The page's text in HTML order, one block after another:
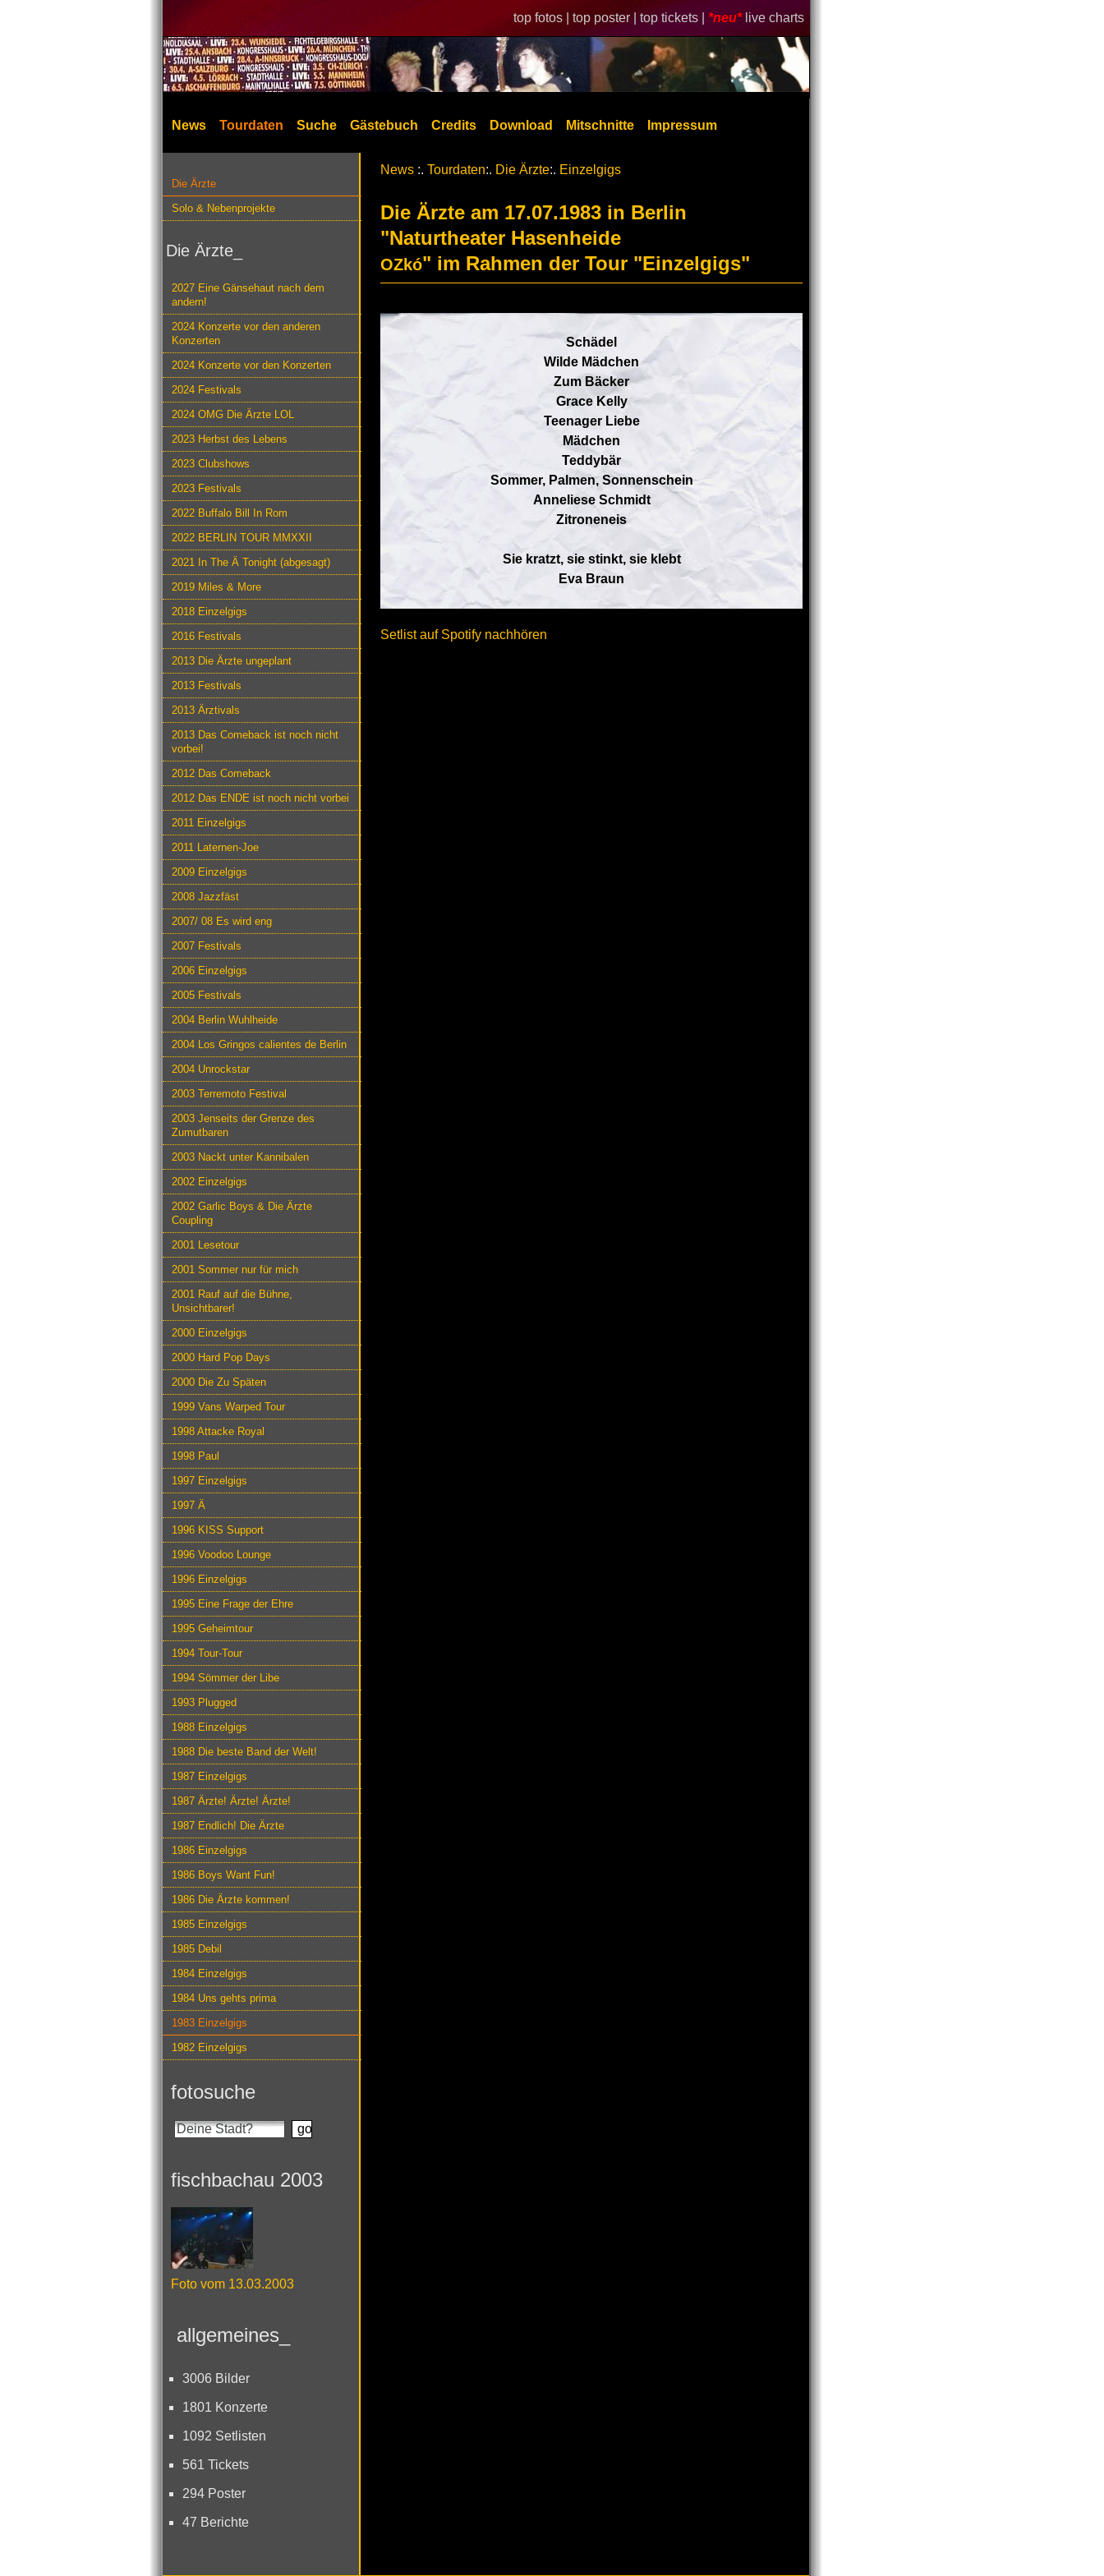
top fotos | top poster | top tickets | *neu* live charts
News Tourdaten Suche Gästebuch Credits Download Mitschnitte Impressum
Die Ärzte
Solo & Nebenprojekte
Die Ärzte_
2027 Eine Gänsehaut nach dem
andern!
2024 Konzerte vor den anderen
Konzerten
2024 Konzerte vor den Konzerten
2024 Festivals
2024 OMG Die Ärzte LOL
2023 Herbst des Lebens
2023 Clubshows
2023 Festivals
2022 Buffalo Bill In Rom
2022 BERLIN TOUR MMXXII
2021 In The Ä Tonight (abgesagt)
2019 Miles & More
2018 Einzelgigs
2016 Festivals
2013 Die Ärzte ungeplant
2013 Festivals
2013 Ärztivals
2013 Das Comeback ist noch nicht
vorbei!
2012 Das Comeback
2012 Das ENDE ist noch nicht vorbei
2011 Einzelgigs
2011 Laternen-Joe
2009 Einzelgigs
2008 Jazzfäst
2007/ 08 Es wird eng
2007 Festivals
2006 Einzelgigs
2005 Festivals
2004 Berlin Wuhlheide
2004 Los Gringos calientes de Berlin
2004 Unrockstar
2003 Terremoto Festival
2003 Jenseits der Grenze des
Zumutbaren
2003 Nackt unter Kannibalen
2002 Einzelgigs
2002 Garlic Boys & Die Ärzte
Coupling
2001 Lesetour
2001 Sommer nur für mich
2001 Rauf auf die Bühne,
Unsichtbarer!
2000 Einzelgigs
2000 Hard Pop Days
2000 Die Zu Späten
1999 Vans Warped Tour
1998 Attacke Royal
1998 Paul
1997 Einzelgigs
1997 Ä
1996 KISS Support
1996 Voodoo Lounge
1996 Einzelgigs
1995 Eine Frage der Ehre
1995 Geheimtour
1994 Tour-Tour
1994 Sömmer der Libe
1993 Plugged
1988 Einzelgigs
1988 Die beste Band der Welt!
1987 Einzelgigs
1987 Ärzte! Ärzte! Ärzte!
1987 Endlich! Die Ärzte
1986 Einzelgigs
1986 Boys Want Fun!
1986 Die Ärzte kommen!
1985 Einzelgigs
1985 Debil
1984 Einzelgigs
1984 Uns gehts prima
1983 Einzelgigs
1982 Einzelgigs
fotosuche
fischbachau 2003
Foto vom 13.03.2003
allgemeines_
3006 Bilder
1801 Konzerte
1092 Setlisten
561 Tickets
294 Poster
47 Berichte
News :. Tourdaten:. Die Ärzte:. Einzelgigs
Die Ärzte am 17.07.1983 in Berlin
"Naturtheater Hasenheide
OZkó" im Rahmen der Tour "Einzelgigs"
Schädel
Wilde Mädchen
Zum Bäcker
Grace Kelly
Teenager Liebe
Mädchen
Teddybär
Sommer, Palmen, Sonnenschein
Anneliese Schmidt
Zitroneneis
Sie kratzt, sie stinkt, sie klebt
Eva Braun
Setlist auf Spotify nachhören